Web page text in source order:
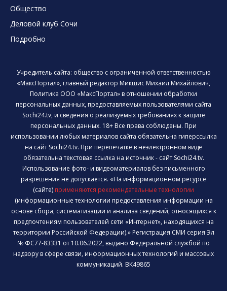
Общество
Деловой клуб Сочи
Подробно
Учредитель сайта: общество с ограниченной ответственностью
«МаксПортал», главный редактор Микшис Михаил Михайлович,
Политика ООО «МаксПортал» в отношении обработки
персональных данных, предоставляемых пользователями сайта
Sochi24.tv, и сведения о реализуемых требованиях к защите
персональных данных. 18+ Все права соблюдены. При
использовании любых материалов сайта обязательна гиперссылка
на сайт Sochi24.tv. При перепечатке в неэлектронном виде
обязательна текстовая ссылка на источник - сайт Sochi24.tv.
Использование фото- и видеоматериалов без письменного
разрешения не допускается. «На информационном ресурсе
(сайте) применяются рекомендательные технологии
(информационные технологии предоставления информации на
основе сбора, систематизации и анализа сведений, относящихся к
предпочтениям пользователей сети «Интернет», находящихся на
территории Российской Федерации).» Регистрация СМИ серия Эл
№ ФС77-83331 от 10.06.2022, выдано Федеральной службой по
надзору в сфере связи, информационных технологий и массовых
коммуникаций. ВК49865